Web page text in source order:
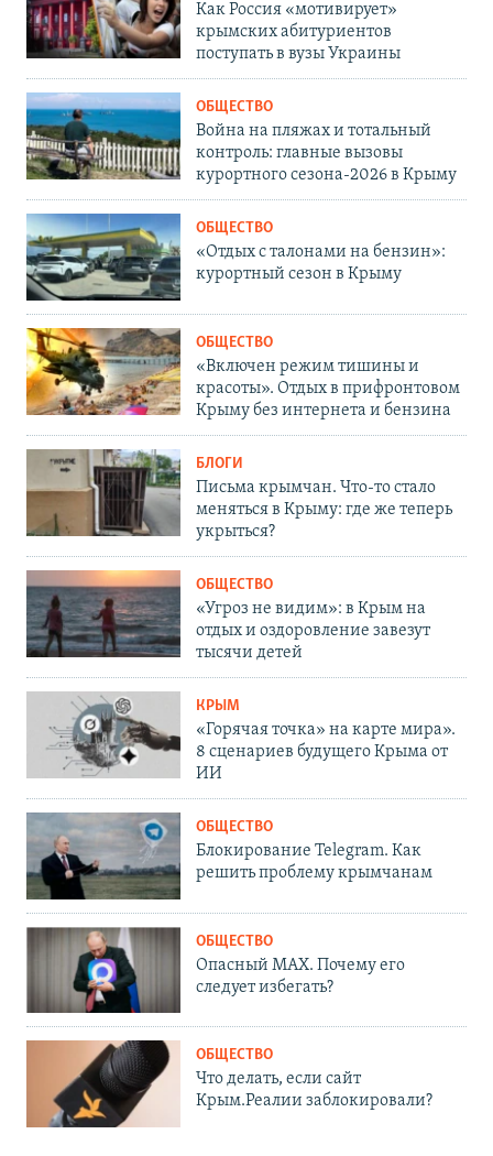
Как Россия «мотивирует»
крымских абитуриентов
поступать в вузы Украины
ОБЩЕСТВО
Война на пляжах и тотальный
контроль: главные вызовы
курортного сезона-2026 в Крыму
ОБЩЕСТВО
«Отдых с талонами на бензин»:
курортный сезон в Крыму
ОБЩЕСТВО
«Включен режим тишины и
красоты». Отдых в прифронтовом
Крыму без интернета и бензина
БЛОГИ
Письма крымчан. Что-то стало
меняться в Крыму: где же теперь
укрыться?
ОБЩЕСТВО
«Угроз не видим»: в Крым на
отдых и оздоровление завезут
тысячи детей
КРЫМ
«Горячая точка» на карте мира».
8 сценариев будущего Крыма от
ИИ
ОБЩЕСТВО
Блокирование Telegram. Как
решить проблему крымчанам
ОБЩЕСТВО
Опасный MAX. Почему его
следует избегать?
ОБЩЕСТВО
Что делать, если сайт
Крым.Реалии заблокировали?